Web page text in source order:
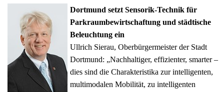
Dortmund setzt Sensorik-Technik für
Parkraumbewirtschaftung und städtische
Beleuchtung ein
Ullrich Sierau, Oberbürgermeister der Stadt
Dortmund: „Nachhaltiger, effizienter, smarter –
dies sind die Charakteristika zur intelligenten,
multimodalen Mobilität, zu intelligenten